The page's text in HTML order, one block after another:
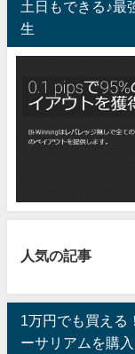
土日もできる♪最
生
人気の記事
1万円でも買える
ーサリアムを購入